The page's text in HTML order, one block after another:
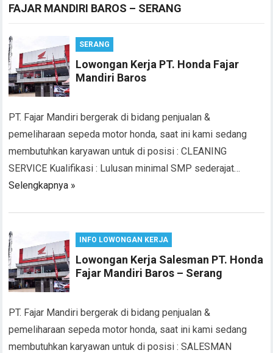
FAJAR MANDIRI BAROS – SERANG
SERANG
Lowongan Kerja PT. Honda Fajar
Mandiri Baros
PT. Fajar Mandiri bergerak di bidang penjualan &
pemeliharaan sepeda motor honda, saat ini kami sedang
membutuhkan karyawan untuk di posisi : CLEANING
SERVICE Kualifikasi : Lulusan minimal SMP sederajat…
Selengkapnya »
INFO LOWONGAN KERJA
Lowongan Kerja Salesman PT. Honda
Fajar Mandiri Baros – Serang
PT. Fajar Mandiri bergerak di bidang penjualan &
pemeliharaan sepeda motor honda, saat ini kami sedang
membutuhkan karyawan untuk di posisi : SALESMAN